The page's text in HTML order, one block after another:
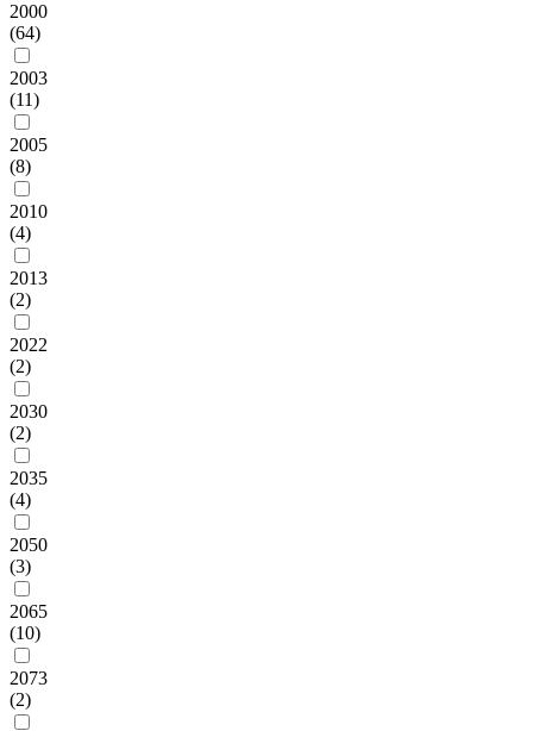
2000
(64)
2003
(11)
2005
(8)
2010
(4)
2013
(2)
2022
(2)
2030
(2)
2035
(4)
2050
(3)
2065
(10)
2073
(2)